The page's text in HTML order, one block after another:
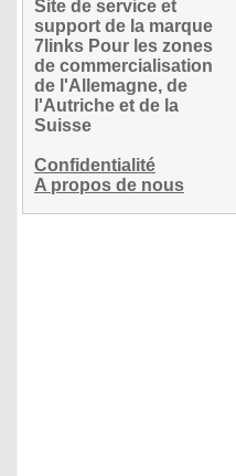
Site de service et
support de la marque
7links Pour les zones
de commercialisation
de l'Allemagne, de
l'Autriche et de la
Suisse
Confidentialité
A propos de nous